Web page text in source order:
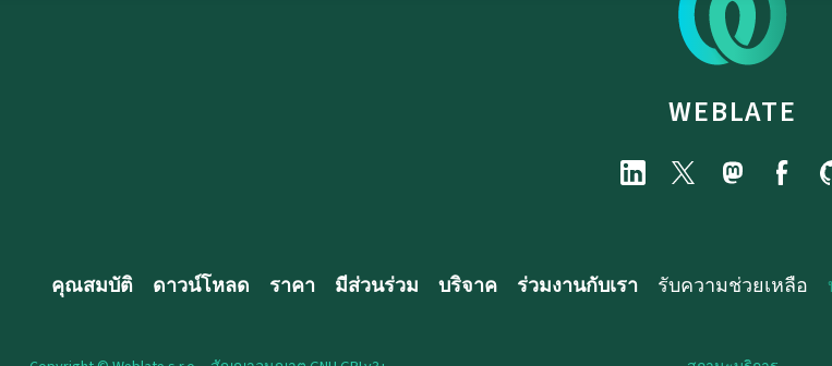
WEBLATE
คุณสมบัติ ดาวน์โหลด ราคา มีส่วนร่วม บริจาค ร่วมงานกับเรา รับความช่วยเหลือ